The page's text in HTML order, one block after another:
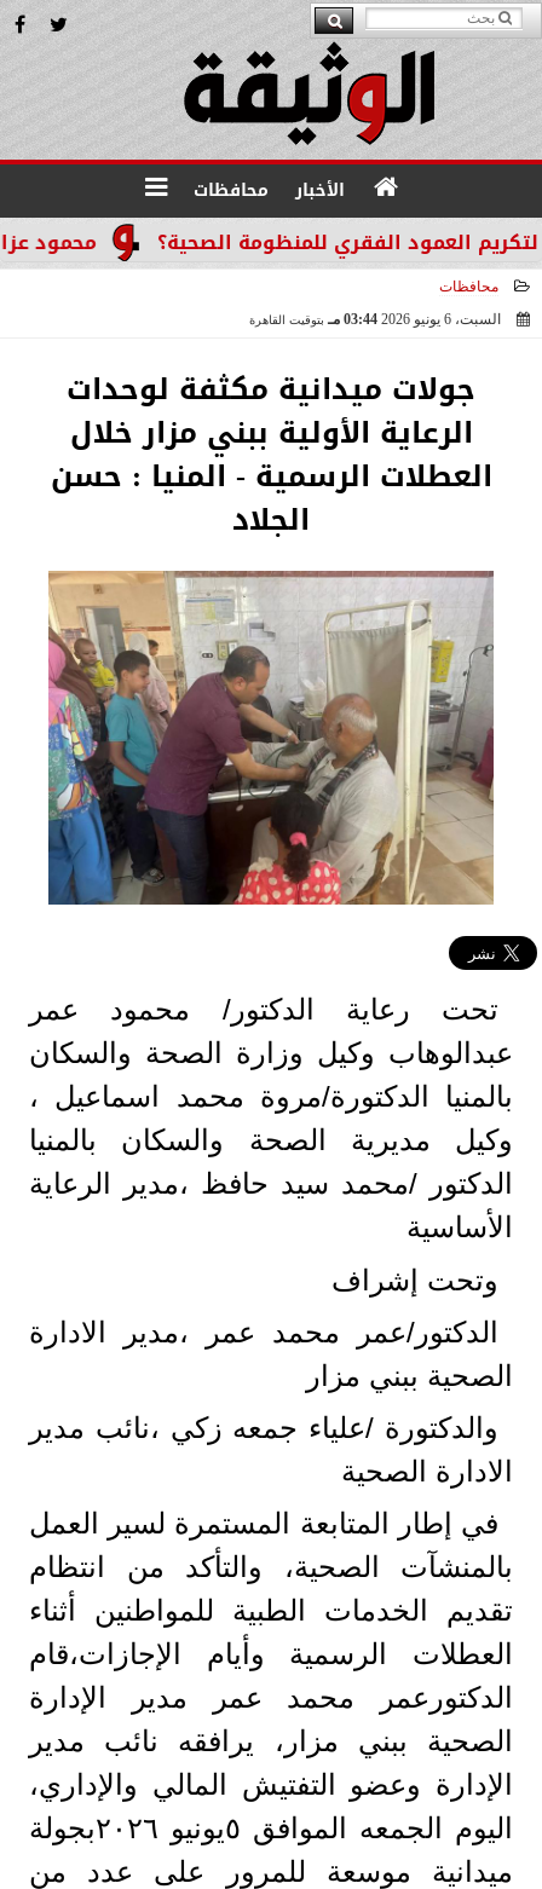
الأخبار محافظات
محمود عزازي: نتدخل الفقري للمنظومة الصحية؟
محافظات
السبت، 6 يونيو 2026
03:44 مـ بتوقيت القاهرة
جولات ميدانية مكثفة لوحدات
الرعاية الأولية ببني مزار خلال
العطلات الرسمية - المنيا : حسن
الجلاد
تحت رعاية الدكتور/ محمود عمر
عبدالوهاب وكيل وزارة الصحة والسكان
بالمنيا الدكتورة/مروة محمد اسماعيل ،
وكيل مديرية الصحة والسكان بالمنيا
الدكتور /محمد سيد حافظ ،مدير الرعاية
الأساسية
وتحت إشراف
الدكتور/عمر محمد عمر ،مدير الادارة
الصحية ببني مزار
والدكتورة /علياء جمعه زكي ،نائب مدير
الادارة الصحية
في إطار المتابعة المستمرة لسير العمل
بالمنشآت الصحية، والتأكد من انتظام
تقديم الخدمات الطبية للمواطنين أثناء
العطلات الرسمية وأيام الإجازات،قام
الدكتورعمر محمد عمر مدير الإدارة
الصحية ببني مزار، يرافقه نائب مدير
الإدارة وعضو التفتيش المالي والإداري،
اليوم الجمعه الموافق ٥يونيو ٢٠٢٦بجولة
ميدانية موسعة للمرور على عدد من